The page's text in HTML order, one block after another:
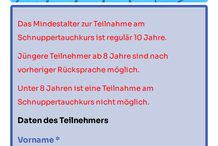
Das Mindestalter zur Teilnahme am
Schnuppertauchkurs ist regulär 10 Jahre.
Jüngere Teilnehmer ab 8 Jahre sind nach
vorheriger Rücksprache möglich.
Unter 8 Jahren ist eine Teilnahme am
Schnuppertauchkurs nicht möglich.
Daten des Teilnehmers
Vorname *